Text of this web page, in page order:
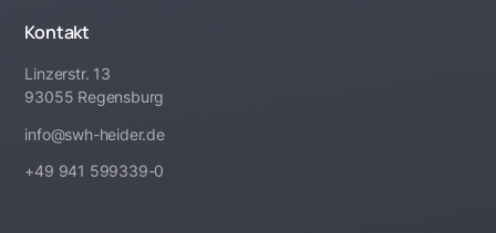
Kontakt
Linzerstr. 13
93055 Regensburg
info@swh-heider.de
+49 941 599339-0